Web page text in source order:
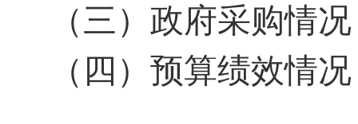
（三）政府采购情况
（四）预算绩效情况